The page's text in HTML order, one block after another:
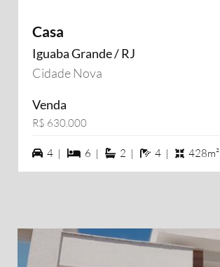
Casa
Iguaba Grande / RJ
Cidade Nova
Venda
R$ 630.000
4 vagas na garagem
4 | 6 dormiórios
6 | 2 suítes
2 | 4 banheiros
4 | 428m²